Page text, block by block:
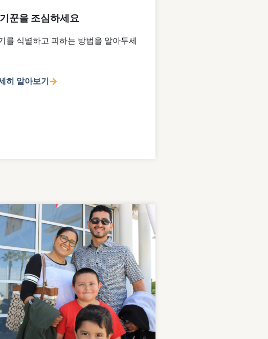
꾼을 조심하세요
를 식별하고 피하는 방법을 알아두세
히 알아보기